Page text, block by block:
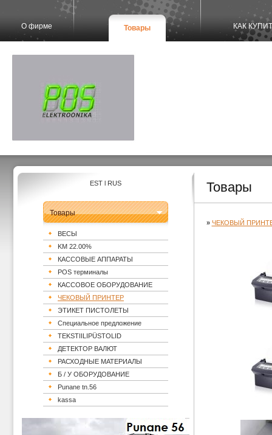
О фирме Товары КАК
EST l RUS
Товары
ВЕСЫ
KM 22.00%
КАССОВЫЕ АППАРАТЫ
POS терминалы
КАССОВОЕ ОБОРУДОВАНИЕ
ЧЕКОВЫЙ ПРИНТЕР
ЭТИКЕТ ПИСТОЛЕТЫ
Специальное предложение
TEKSTIILIPÜSTOLID
ДЕТЕКТОP ВАЛЮТ
РАСХОДНЫЕ МАТЕРИАЛЫ
Б / У ОБОРУДОВАНИЕ
Punane tn.56
kassa
Товары
» ЧЕКОВЫЙ